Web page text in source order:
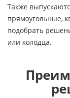
Также
прямоугольные,
подобрать
или колодца.